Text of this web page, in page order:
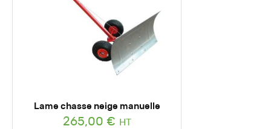
Lame chasse neige manuelle
265,00 €